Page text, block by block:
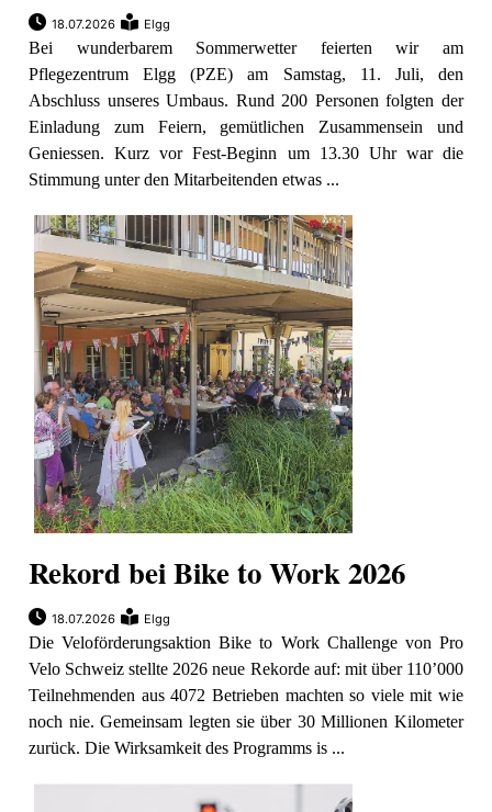
18.07.2026 Elgg
Bei wunderbarem Sommerwetter feierten wir am
Pflegezentrum Elgg (PZE) am Samstag, 11. Juli, den
Abschluss unseres Umbaus. Rund 200 Personen folgten der
Einladung zum Feiern, gemütlichen Zusammensein und
Geniessen. Kurz vor Fest-Beginn um 13.30 Uhr war die
Stimmung unter den Mitarbeitenden etwas ...
Rekord bei Bike to Work 2026
18.07.2026 Elgg
Die Veloförderungsaktion Bike to Work Challenge von Pro
Velo Schweiz stellte 2026 neue Rekorde auf: mit über 110’000
Teilnehmenden aus 4072 Betrieben machten so viele mit wie
noch nie. Gemeinsam legten sie über 30 Millionen Kilometer
zurück. Die Wirksamkeit des Programms is ...